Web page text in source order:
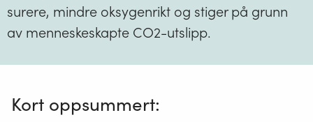
surere, mindre oksygenrikt og stiger på grunn
av menneskeskapte CO2-utslipp.
Kort oppsummert: